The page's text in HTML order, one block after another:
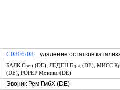
C08F6/08 удаление остатков
БАЛК Свен (DE), ЛЕДЕН Герд (DE), МИСС
(DE), РОРЕР Моника (DE)
Эвоник Рем ГмбХ (DE)